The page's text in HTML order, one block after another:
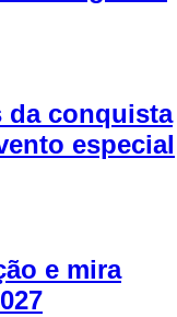
da conquista
especial
e mira